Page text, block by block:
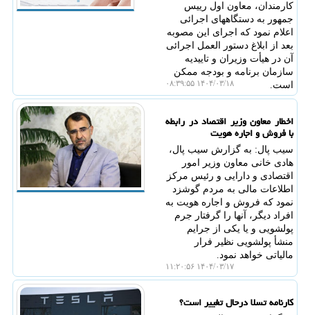
کارمندان، معاون اول رییس
جمهور به دستگاههای اجرائی
اعلام نمود که اجرای این مصوبه
بعد از ابلاغ دستور العمل اجرائی
آن در هیأت وزیران و تاییدیه
سازمان برنامه و بودجه ممکن
است.
۱۴۰۴/۰۳/۱۸ ۰۸:۳۹:۵۵
اخطار معاون وزیر اقتصاد در رابطه
با فروش و اجاره هویت
سیب پال: به گزارش سیب پال،
هادی خانی معاون وزیر امور
اقتصادی و دارایی و رئیس مرکز
اطلاعات مالی به مردم گوشزد
نمود که فروش و اجاره هویت به
افراد دیگر، آنها را گرفتار جرم
پولشویی و یا یکی از جرایم
منشأ پولشویی نظیر فرار
مالیاتی خواهد نمود.
۱۴۰۴/۰۳/۱۷ ۱۱:۲۰:۵۶
کارنامه تسلا درحال تغییر است؟